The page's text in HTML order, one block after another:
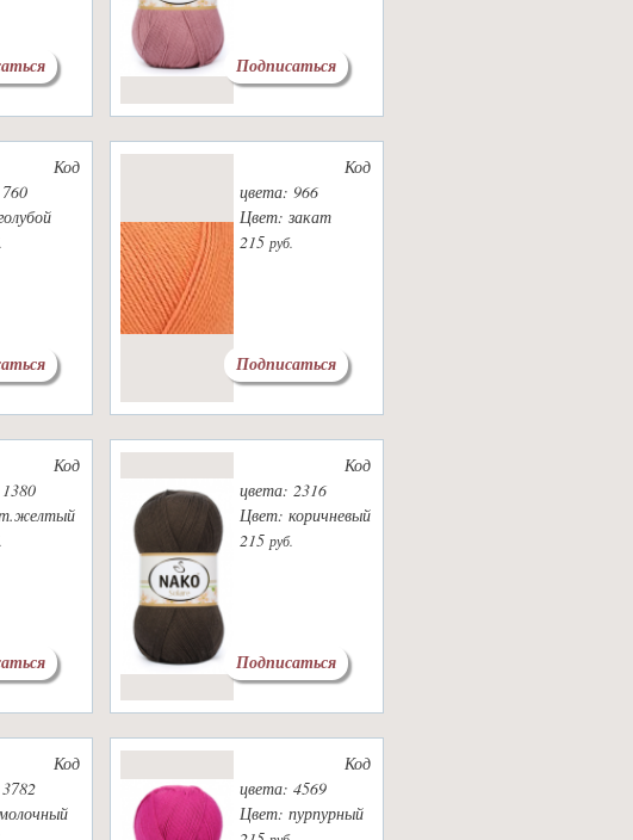
Подписаться
Код
Код
цвета: 966
Цвет: закат
215 руб.
Подписаться
Код
Код
цвета: 2316
Цвет: коричневый
215 руб.
Подписаться
Код
Код
цвета: 4569
Цвет: пурпурный